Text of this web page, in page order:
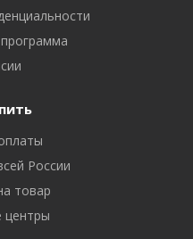
России
товар
центры